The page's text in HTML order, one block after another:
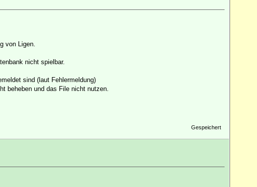
von Ligen.
nicht spielbar.
sind (laut Fehlermeldung)
beheben und das File nicht nutzen.
Gespeichert